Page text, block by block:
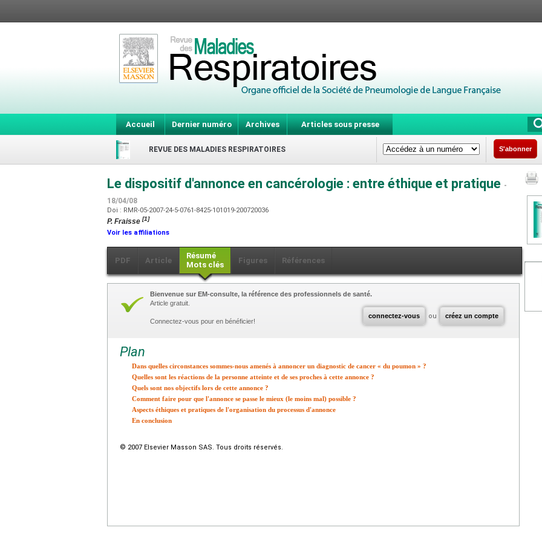
Accueil Dernier numéro Archives Articles sous presse
REVUE DES MALADIES RESPIRATOIRES S'abonner
Le dispositif d'annonce en cancérologie : entre éthique et pratique -
18/04/08
Doi : RMR-05-2007-24-5-0761-8425-101019-200720036
P. Fraisse [1]
Voir les affiliations
PDF Article
Résumé
Mots clés
Figures Références
connectez-vous ou créez un compte
Bienvenue sur EM-consulte, la référence des professionnels de santé.
Article gratuit.
Connectez-vous pour en bénéficier!
Plan
Dans quelles circonstances sommes-nous amenés à annoncer un diagnostic de cancer « du poumon » ?
Quelles sont les réactions de la personne atteinte et de ses proches à cette annonce ?
Quels sont nos objectifs lors de cette annonce ?
Comment faire pour que l'annonce se passe le mieux (le moins mal) possible ?
Aspects éthiques et pratiques de l'organisation du processus d'annonce
En conclusion
© 2007 Elsevier Masson SAS. Tous droits réservés.